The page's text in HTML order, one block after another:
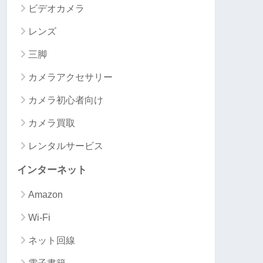
ビデオカメラ
レンズ
三脚
カメラアクセサリー
カメラ初心者向け
カメラ買取
レンタルサービス
インターネット
Amazon
Wi-Fi
ネット回線